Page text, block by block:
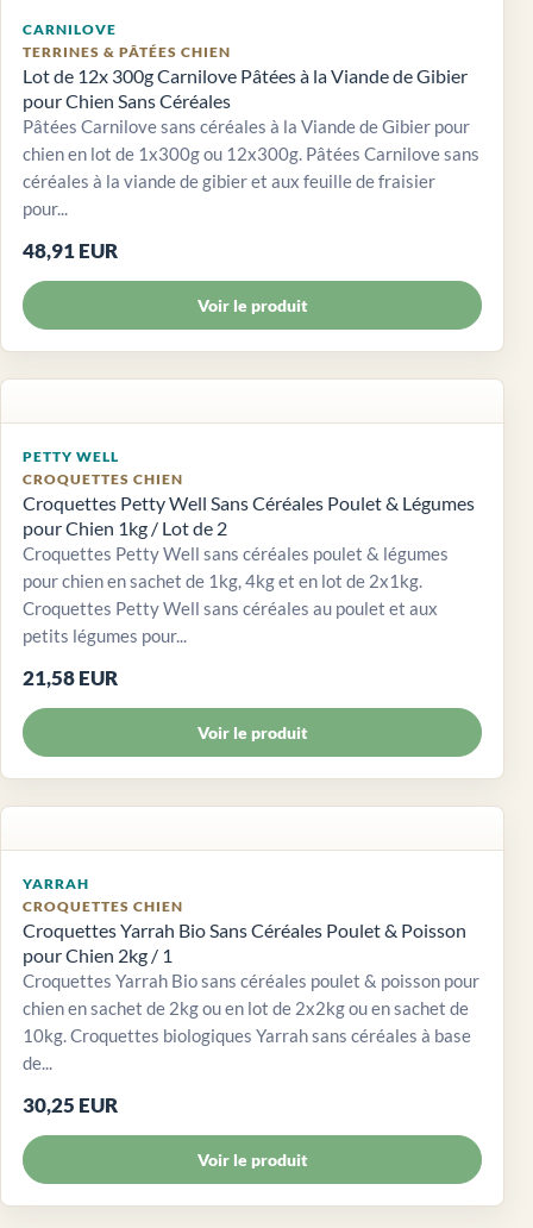
CARNILOVE
TERRINES & PÂTÉES CHIEN
Lot de 12x 300g Carnilove Pâtées à la Viande de Gibier
pour Chien Sans Céréales
Pâtées Carnilove sans céréales à la Viande de Gibier pour
chien en lot de 1x300g ou 12x300g. Pâtées Carnilove sans
céréales à la viande de gibier et aux feuille de fraisier
pour...
48,91 EUR
Voir le produit
PETTY WELL
CROQUETTES CHIEN
Croquettes Petty Well Sans Céréales Poulet & Légumes
pour Chien 1kg / Lot de 2
Croquettes Petty Well sans céréales poulet & légumes
pour chien en sachet de 1kg, 4kg et en lot de 2x1kg.
Croquettes Petty Well sans céréales au poulet et aux
petits légumes pour...
21,58 EUR
Voir le produit
YARRAH
CROQUETTES CHIEN
Croquettes Yarrah Bio Sans Céréales Poulet & Poisson
pour Chien 2kg / 1
Croquettes Yarrah Bio sans céréales poulet & poisson pour
chien en sachet de 2kg ou en lot de 2x2kg ou en sachet de
10kg. Croquettes biologiques Yarrah sans céréales à base
de...
30,25 EUR
Voir le produit